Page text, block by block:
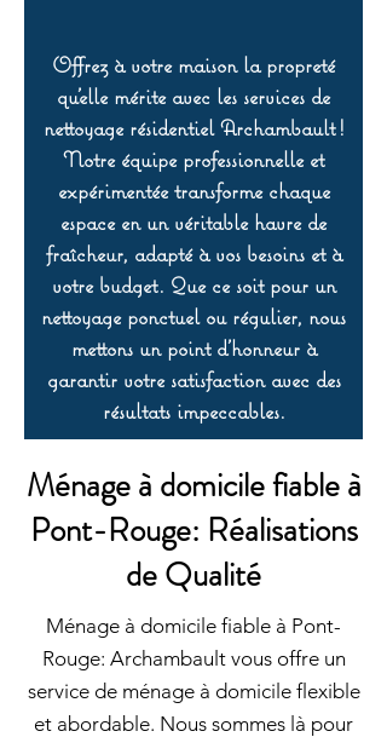
Offrez à votre maison la propreté
qu’elle mérite avec les services de
nettoyage résidentiel Archambault !
Notre équipe professionnelle et
expérimentée transforme chaque
espace en un véritable havre de
fraîcheur, adapté à vos besoins et à
votre budget. Que ce soit pour un
nettoyage ponctuel ou régulier, nous
mettons un point d’honneur à
garantir votre satisfaction avec des
résultats impeccables.
Ménage à domicile fiable à
Pont-Rouge: Réalisations
de Qualité
Ménage à domicile fiable à Pont-
Rouge: Archambault vous offre un
service de ménage à domicile flexible
et abordable. Nous sommes là pour